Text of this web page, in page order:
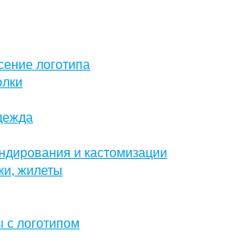
логотипа
и кастомизации
жилеты
логотипом